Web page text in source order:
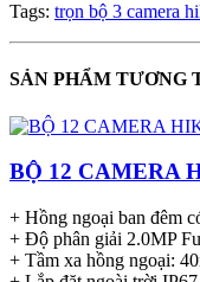
Tags: trọn bộ 3 camera
SẢN PHẨM TƯƠNG
BỘ 12 CAMERA
+ Hồng ngoại ban đêm
+ Độ phân giải 2.0MP
+ Tầm xa hồng ngoại: